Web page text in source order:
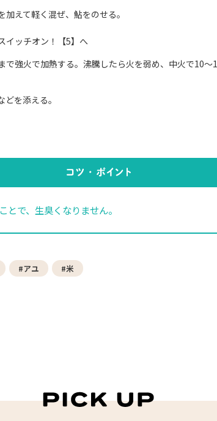
えて軽く混ぜ、鮎をのせる。
イッチオン！【5】へ
で強火で加熱する。沸騰したら火を弱め、中火で10
を添える。
とで、生臭くなりません。
#アユ #米